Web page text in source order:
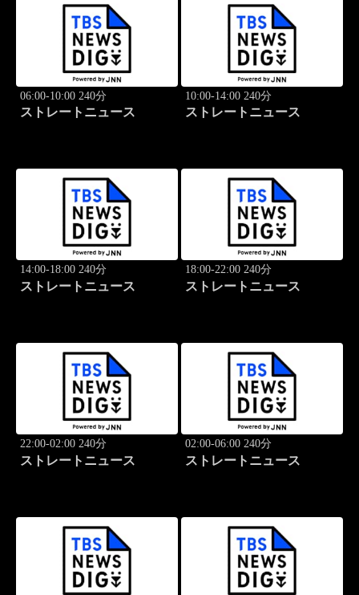
06:00-10:00 240分
ストレートニュース
10:00-14:00 240分
ストレートニュース
14:00-18:00 240分
ストレートニュース
18:00-22:00 240分
ストレートニュース
22:00-02:00 240分
ストレートニュース
02:00-06:00 240分
ストレートニュース